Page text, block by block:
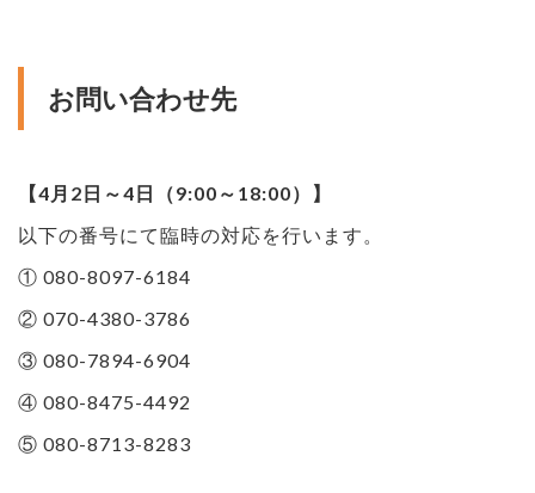
お問い合わせ先
【4月2日～4日（9:00～18:00）】
以下の番号にて臨時の対応を行います。
① 080-8097-6184
② 070-4380-3786
③ 080-7894-6904
④ 080-8475-4492
⑤ 080-8713-8283